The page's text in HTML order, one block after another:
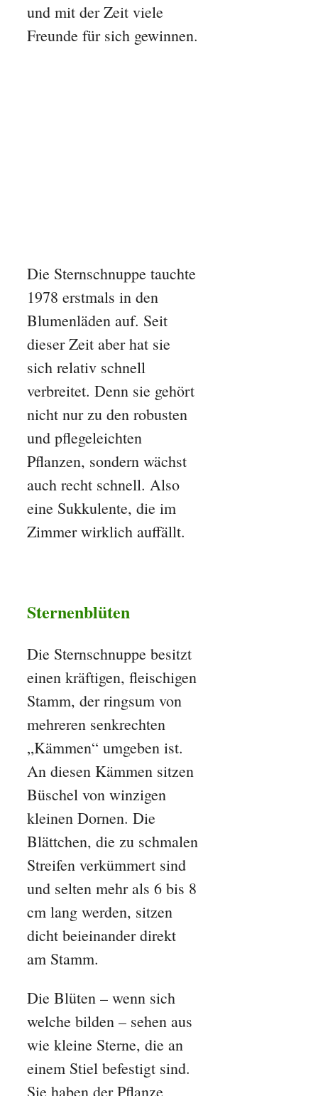
und mit der Zeit viele
Freunde für sich gewinnen.
Die Sternschnuppe tauchte
1978 erstmals in den
Blumenläden auf. Seit
dieser Zeit aber hat sie
sich relativ schnell
verbreitet. Denn sie gehört
nicht nur zu den robusten
und pflegeleichten
Pflanzen, sondern wächst
auch recht schnell. Also
eine Sukkulente, die im
Zimmer wirklich auffällt.
Sternenblüten
Die Sternschnuppe besitzt
einen kräftigen, fleischigen
Stamm, der ringsum von
mehreren senkrechten
„Kämmen“ umgeben ist.
An diesen Kämmen sitzen
Büschel von winzigen
kleinen Dornen. Die
Blättchen, die zu schmalen
Streifen verkümmert sind
und selten mehr als 6 bis 8
cm lang werden, sitzen
dicht beieinander direkt
am Stamm.
Die Blüten – wenn sich
welche bilden – sehen aus
wie kleine Sterne, die an
einem Stiel befestigt sind.
Sie haben der Pflanze